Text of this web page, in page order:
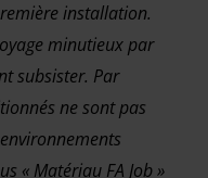
installation.
minutieux par
subsister. Par
ne sont pas
« Matériau FA Job »